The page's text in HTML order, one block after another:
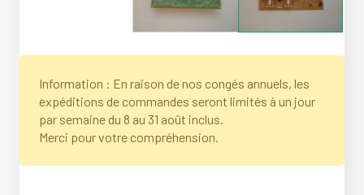
Information : En raison de nos congés annuels, les
expéditions de commandes seront limités à un jour
par semaine du 8 au 31 août inclus.
Merci pour votre compréhension.